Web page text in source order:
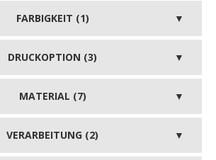
FARBIGKEIT (1)
DRUCKOPTION (3)
MATERIAL (7)
VERARBEITUNG (2)